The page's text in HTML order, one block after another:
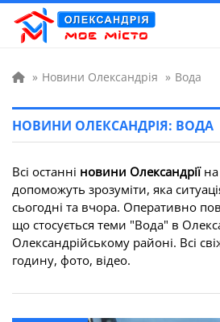
» Новини Олександрія » Вода
НОВИНИ ОЛЕКСАНДРІЯ: ВОДА
Всі останні новини Олександріїна
допоможуть зрозуміти, яка
сьогодні та вчора. Оперативно
що стосується теми "Вода" в
Олександрійському районі. Всі
годину, фото, відео.